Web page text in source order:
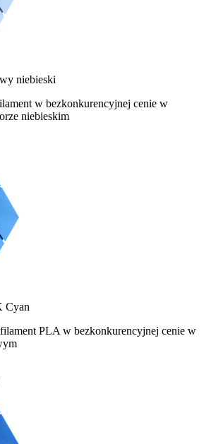
niebieski
w bezkonkurencyjnej cenie w
niebieskim
Cyan
PLA w bezkonkurencyjnej cenie w